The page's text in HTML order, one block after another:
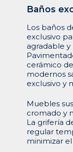
Baños
Los baños
exclusivo
agradable y
cerámico
modernos
exclusivo y
Muebles
cromado y
La grifería
regular
minimizar